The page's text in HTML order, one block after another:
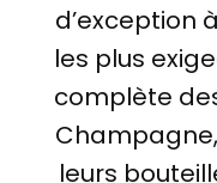
d’exception
les plus
complète
leurs